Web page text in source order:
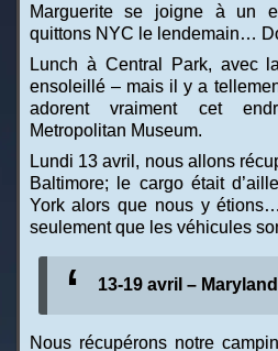
Marguerite se joigne à un
quittons NYC le lendemain…
Lunch à Central Park, avec
ensoleillé – mais il y a
adorent vraiment cet
Metropolitan Museum.
Lundi 13 avril, nous allons
Baltimore; le cargo était
York alors que nous y
seulement que les véhicules
13-19 avril – Maryland
Nous récupérons notre